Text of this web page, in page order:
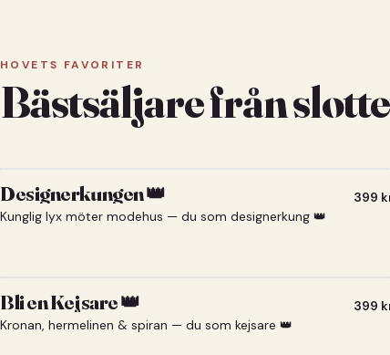
HOVETS FAVORITER
Bästsäljare från
Designerkungen 👑
Kunglig lyx möter modehus — du som designerkung 👑
399
Bli en Kejsare 👑
Kronan, hermelinen & spiran — du som kejsare 👑
399